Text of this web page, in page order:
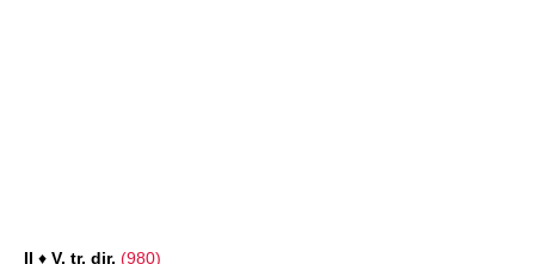
II ♦ V. tr. dir. (980)